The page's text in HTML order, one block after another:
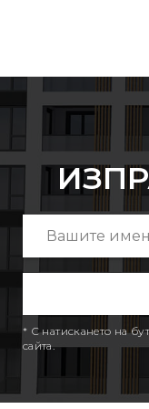
* С натискането на
сайта.